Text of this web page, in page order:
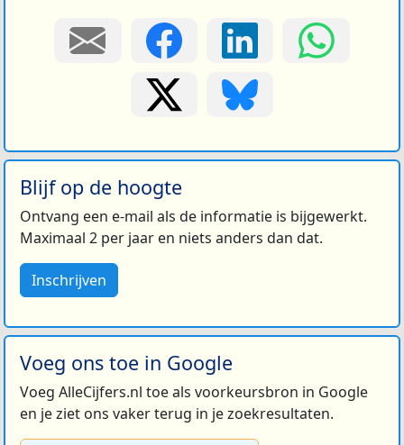
Blijf op de hoogte
Ontvang een e-mail als de informatie is bijgewerkt.
Maximaal 2 per jaar en niets anders dan dat.
Inschrijven
Voeg ons toe in Google
Voeg AlleCijfers.nl toe als voorkeursbron in Google
en je ziet ons vaker terug in je zoekresultaten.